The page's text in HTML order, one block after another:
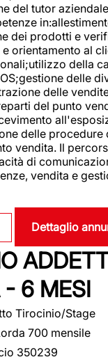
del tutor
dei prodotti e
orientamento al
della
delle
delle
del punto
delle procedure
vendita. Il
di
vendita e
Dettaglio
- 6 MESI
Tirocinio/Stage
700 mensile
350239